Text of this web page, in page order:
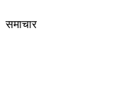
समाचार